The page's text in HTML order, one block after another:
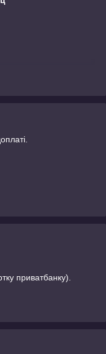
приватбанку).